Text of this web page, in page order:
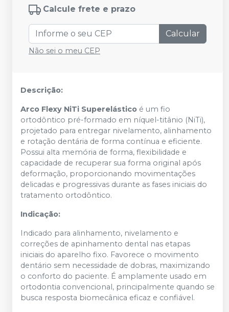
Calcule frete e prazo
Calcular
Não sei o meu CEP
Descrição:
Arco Flexy NiTi Superelástico é um fio
ortodôntico pré-formado em níquel-titânio (NiTi),
projetado para entregar nivelamento, alinhamento
e rotação dentária de forma contínua e eficiente.
Possui alta memória de forma, flexibilidade e
capacidade de recuperar sua forma original após
deformação, proporcionando movimentações
delicadas e progressivas durante as fases iniciais do
tratamento ortodôntico.
Indicação:
Indicado para alinhamento, nivelamento e
correções de apinhamento dental nas etapas
iniciais do aparelho fixo. Favorece o movimento
dentário sem necessidade de dobras, maximizando
o conforto do paciente. É amplamente usado em
ortodontia convencional, principalmente quando se
busca resposta biomecânica eficaz e confiável.